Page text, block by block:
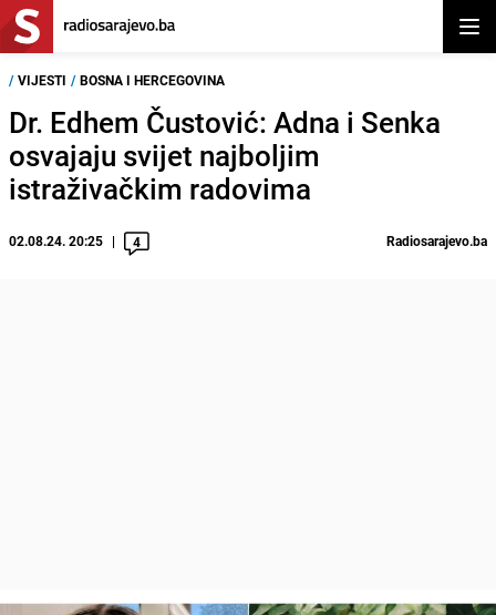
/ VIJESTI / BOSNA I HERCEGOVINA
Dr. Edhem Čustović: Adna i Senka
osvajaju svijet najboljim
istraživačkim radovima
02.08.24. 20:25 4 Radiosarajevo.ba